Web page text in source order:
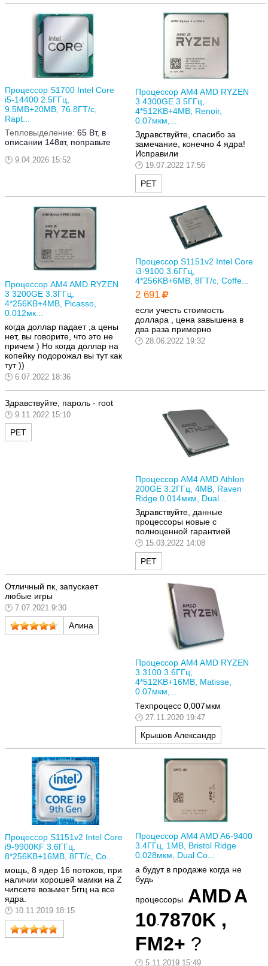
Процессор S1700 Intel Core
i5-14400 2.5ГГц,
9.5MB+20MB, 76.8ГТ/с,
Rapt...
Тепловыделение: 65 Вт, в
описании 148вт, поправьте
9.04.2026 15:52
Процессор AM4 AMD RYZEN
3 4300GE 3.5ГГц,
4*512KB+4MB, Renoir,
0.07мкм,...
Здравствуйте, спасибо за
замечание, конечно 4 ядра!
Исправили
19.07.2022 17:56
РЕТ
Процессор AM4 AMD RYZEN
3 3200GE 3.3ГГц,
4*256KB+4MB, Picasso,
0.012мк...
когда доллар падает ,а цены
нет, вы говорите, что это не
причем ) Но когда доллар на
копейку подорожал вы тут как
тут ))
6.07.2022 18:36
Процессор S1151v2 Intel Core
i3-9100 3.6ГГц,
4*256KB+6MB, 8ГТ/с, Coffe...
2 691
если учесть стоимость
доллара , цена завышена в
два раза примерно
28.06.2022 19:32
Здравствуйте, пароль - root
9.11.2022 15:10
РЕТ
Процессор AM4 AMD Athlon
200GE 3.2ГГц, 4MB, Raven
Ridge 0.014мкм, Dual...
Здравствуйте, данные
процессоры новые с
полноценной гарантией
15.03.2022 14:08
РЕТ
Отличный пк, запускает
любые игры
7.07.2021 9:30
Алина
Процессор AM4 AMD RYZEN
3 3100 3.6ГГц,
4*512KB+16MB, Matisse,
0.07мкм,...
Техпроцесс 0,007мкм
27.11.2020 19:47
Крышов Александр
Процессор S1151v2 Intel Core
i9-9900KF 3.6ГГц,
8*256KB+16MB, 8ГТ/с, Co...
мощь, 8 ядер 16 потоков, при
наличии хорошей мамки на Z
чипсете возьмет 5ггц на все
ядра.
10.11.2019 18:15
Процессор AM4 AMD A6-9400
3.4ГГц, 1MB, Bristol Ridge
0.028мкм, Dual Co...
а будут в продаже когда не
будь
процессоры AMDA
10-7870K ,
FM2+ ?
5.11.2019 15:49